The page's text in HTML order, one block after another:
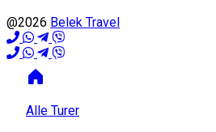
@2026 Belek Travel
Alle Turer